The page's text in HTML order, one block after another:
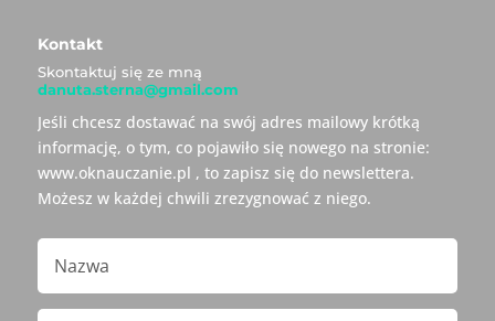
Kontakt
Skontaktuj się ze mną
danuta.sterna@gmail.com
Jeśli chcesz dostawać na swój adres mailowy krótką
informację, o tym, co pojawiło się nowego na stronie:
www.oknauczanie.pl , to zapisz się do newslettera.
Możesz w każdej chwili zrezygnować z niego.